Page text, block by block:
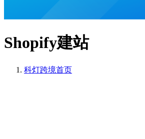
Shopify建站
科灯跨境首页